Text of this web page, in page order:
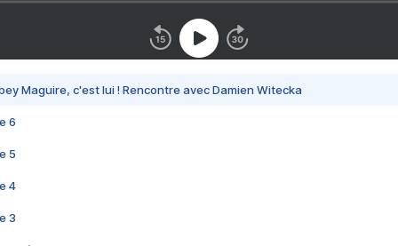
Maguire, c'est lui ! Rencontre avec Damien Witecka
6
5
4
3